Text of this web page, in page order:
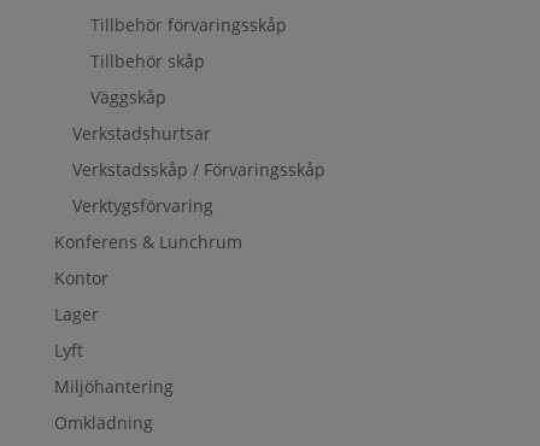
Tillbehör förvaringsskåp
Tillbehör skåp
Väggskåp
Verkstadshurtsar
Verkstadsskåp / Förvaringsskåp
Verktygsförvaring
Konferens & Lunchrum
Kontor
Lager
Lyft
Miljöhantering
Omklädning